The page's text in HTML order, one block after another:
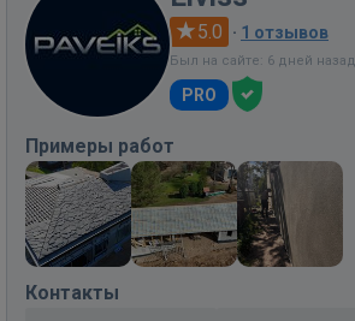
5.0 · 1 отзывов
Был на сайте: 6 дней назад
PRO
Примеры работ
Контакты